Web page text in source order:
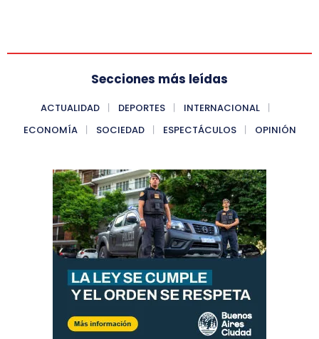
Secciones más leídas
ACTUALIDAD DEPORTES
INTERNACIONAL
ECONOMÍA
SOCIEDAD ESPECTÁCULOS OPINIÓN